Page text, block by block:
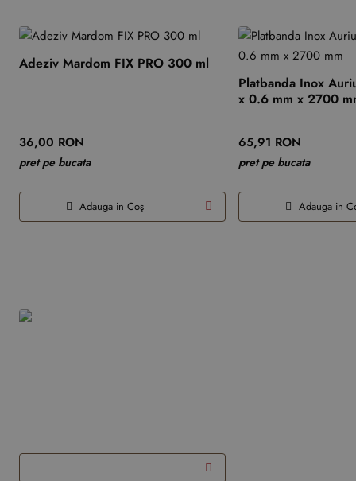
Adeziv Mardom FIX PRO 300 ml
36,00 RON
pret pe bucata
Adauga in Coş
Platbanda Inox
x 0.6 mm x 2700
65,91 RON
pret pe bucata
Adauga in